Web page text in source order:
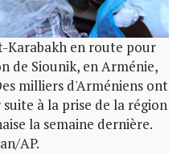
Karabakh en route pour
de Siounik, en Arménie,
milliers d'Arméniens ont
à la prise de la région
la semaine dernière.
AP.